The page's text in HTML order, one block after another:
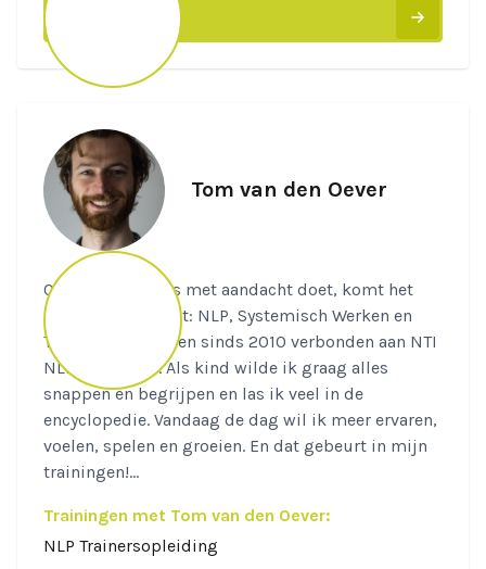
Tom van den Oever
Quote: "Als je iets met aandacht doet, komt het
altijd goed." Traint: NLP, Systemisch Werken en
Traumawerk. Ik ben sinds 2010 verbonden aan NTI
NLP als trainer. Als kind wilde ik graag alles
snappen en begrijpen en las ik veel in de
encyclopedie. Vandaag de dag wil ik meer ervaren,
voelen, spelen en groeien. En dat gebeurt in mijn
trainingen!...
Trainingen met Tom van den Oever:
NLP Trainersopleiding